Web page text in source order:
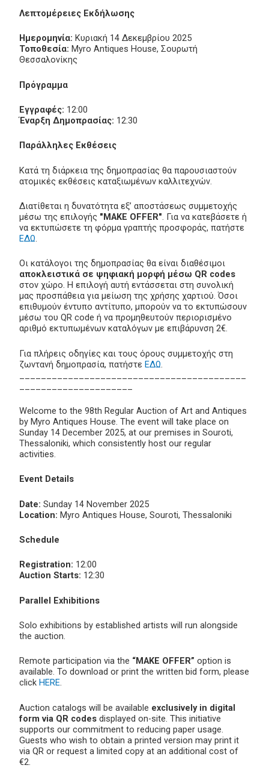
Λεπτομέρειες Εκδήλωσης
Ημερομηνία: Κυριακή 14 Δεκεμβρίου 2025
Τοποθεσία: Myro Antiques House, Σουρωτή
Θεσσαλονίκης
Πρόγραμμα
Εγγραφές: 12:00
Έναρξη Δημοπρασίας: 12:30
Παράλληλες Εκθέσεις
Κατά τη διάρκεια της δημοπρασίας θα παρουσιαστούν
ατομικές εκθέσεις καταξιωμένων καλλιτεχνών.
Διατίθεται η δυνατότητα εξ’ αποστάσεως συμμετοχής
μέσω της επιλογής "MAKE OFFER". Για να κατεβάσετε ή
να εκτυπώσετε τη φόρμα γραπτής προσφοράς, πατήστε
ΕΔΩ.
Οι κατάλογοι της δημοπρασίας θα είναι διαθέσιμοι
αποκλειστικά σε ψηφιακή μορφή μέσω QR codes
στον χώρο. Η επιλογή αυτή εντάσσεται στη συνολική
μας προσπάθεια για μείωση της χρήσης χαρτιού. Όσοι
επιθυμούν έντυπο αντίτυπο, μπορούν να το εκτυπώσουν
μέσω του QR code ή να προμηθευτούν περιορισμένο
αριθμό εκτυπωμένων καταλόγων με επιβάρυνση 2€.
Για πλήρεις οδηγίες και τους όρους συμμετοχής στη
ζωντανή δημοπρασία, πατήστε ΕΔΩ.
Welcome to the 98th Regular Auction of Art and Antiques
by Myro Antiques House. The event will take place on
Sunday 14 December 2025, at our premises in Souroti,
Thessaloniki, which consistently host our regular
activities.
Event Details
Date: Sunday 14 November 2025
Location: Myro Antiques House, Souroti, Thessaloniki
Schedule
Registration: 12:00
Auction Starts: 12:30
Parallel Exhibitions
Solo exhibitions by established artists will run alongside
the auction.
Remote participation via the “MAKE OFFER” option is
available. To download or print the written bid form, please
click HERE.
Auction catalogs will be available exclusively in digital
form via QR codes displayed on-site. This initiative
supports our commitment to reducing paper usage.
Guests who wish to obtain a printed version may print it
via QR or request a limited copy at an additional cost of
€2.